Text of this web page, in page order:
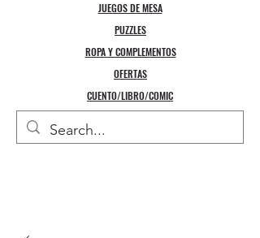
JUEGOS DE MESA
PUZZLES
ROPA Y COMPLEMENTOS
OFERTAS
CUENTO/LIBRO/COMIC